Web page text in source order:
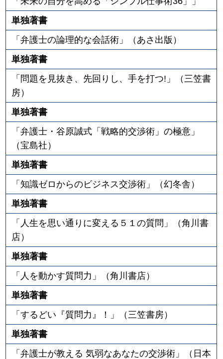
単独著書
「弁護士の論理的な会話術」（あさ出版）
単独著書
「問題を見抜き、先回りし、手を打つ!」（三笠書
房）
単独著書
「弁護士・谷原誠式「戦略的交渉術」の極意」
（宝島社）
単独著書
「知識ゼロからのビジネス交渉術」（幻冬舎）
単独著書
「人生を思い通りに変える５１の質問」（角川書
店）
単独著書
「人を動かす質問力」（角川書店）
単独著書
「するどい『質問力』！」（三笠書房）
単独著書
「弁護士が教える 気弱なあなたの交渉術」（日本